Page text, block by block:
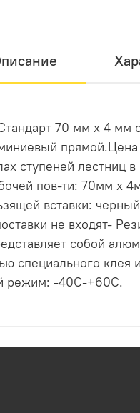
70 мм х 4 мм
ступеней лестниц
пов-ти: 70мм
вставки:
не входят-
собой
специального
режим: -40С-+60С.